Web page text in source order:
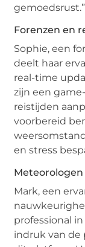
gemoedsrust.”
Forenzen en
Sophie, een
deelt haar
real-time
zijn een
reistijden
voorbereid
en stress
Mark, een
professional
indruk van de